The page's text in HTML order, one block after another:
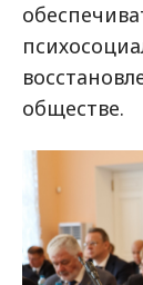
обществе.